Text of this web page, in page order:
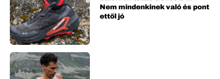
Nem mindenkinek való és pont
ettől jó